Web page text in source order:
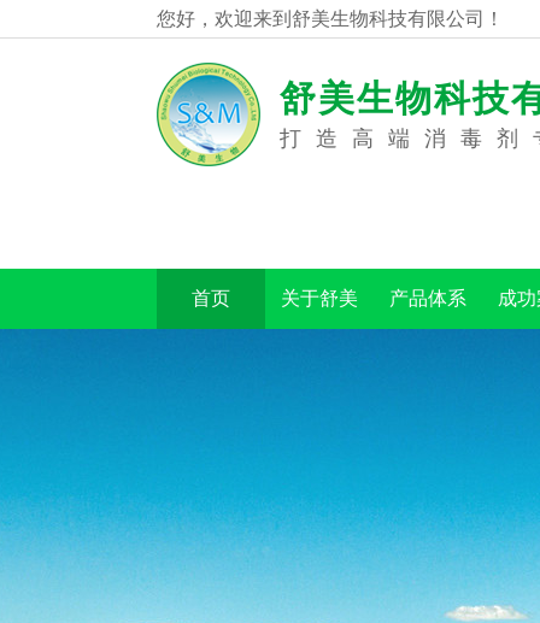
您好，欢迎来到舒美生物科技有限公司！
舒美生物科技
打造高端消毒剂
首页 关于舒美 产品体系 成